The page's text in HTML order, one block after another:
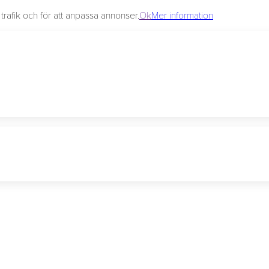
och för att anpassa annonser.OkMer information